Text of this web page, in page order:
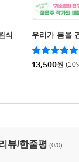
식
우리가 봄을
13,500원
뷰/한줄평 (0/0)